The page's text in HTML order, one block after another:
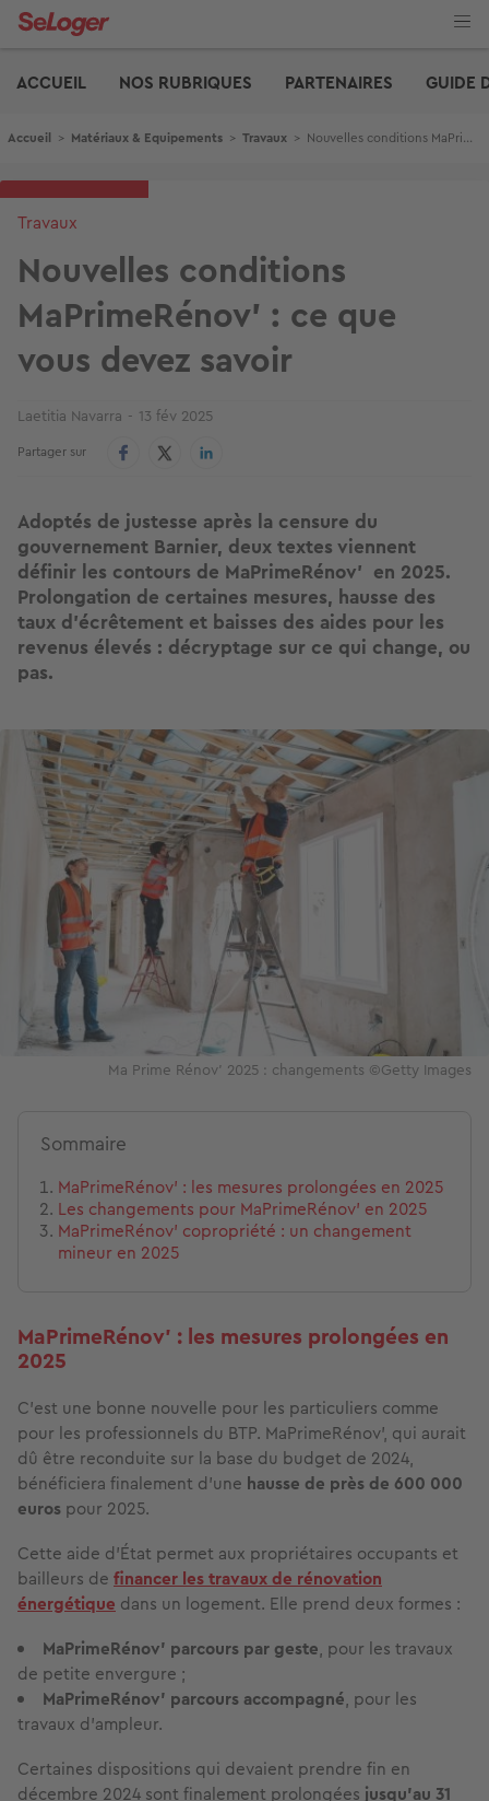
Aller
ACCUEIL
NOS RUBRIQUES PARTENAIRES GUIDE
Fil d'Ariane
Accueil > Matériaux & Equipements > Travaux > Nouvelles conditions MaPrimeRénov' : ce que vous devez savoir
Travaux
Nouvelles conditions
MaPrimeRénov' : ce que
vous devez savoir
Laetitia Navarra 13 fév 2025
Partager sur
Adoptés de justesse après la censure du
gouvernement Barnier, deux textes viennent
définir les contours de MaPrimeRénov' en 2025.
Prolongation de certaines mesures, hausse des
taux d’écrêtement et baisses des aides pour les
revenus élevés : décryptage sur ce qui change, ou
pas.
Image
Ma Prime Rénov' 2025 : changements ©Getty Images
Sommaire
MaPrimeRénov' : les mesures prolongées en 2025
Les changements pour MaPrimeRénov' en 2025
MaPrimeRénov' copropriété : un changement
mineur en 2025
MaPrimeRénov' : les mesures prolongées en
2025
C’est une bonne nouvelle pour les particuliers comme
pour les professionnels du BTP. MaPrimeRénov', qui aurait
dû être reconduite sur la base du budget de 2024,
bénéficiera finalement d’une hausse de près de 600 000
euros pour 2025.
Cette aide d’État permet aux propriétaires occupants et
bailleurs de financer les travaux de rénovation
énergétique dans un logement. Elle prend deux formes :
MaPrimeRénov' parcours par geste, pour les travaux
de petite envergure ;
MaPrimeRénov' parcours accompagné, pour les
travaux d’ampleur.
Certaines dispositions qui devaient prendre fin en
décembre 2024 sont finalement prolongées jusqu’au 31